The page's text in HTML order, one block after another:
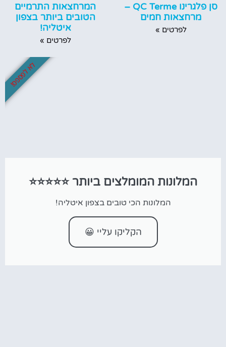
סן פלגרינו QC Terme –
מרחצאות חמים
לפרטים »
המרחצאות התרמיים
הטובים ביותר בצפון
איטליה!
לפרטים »
המלונות המומלצים ביותר ⭐⭐⭐⭐⭐
המלונות הכי טובים בצפון איטליה!
הקליקו עליי 😀
לא לפספס!